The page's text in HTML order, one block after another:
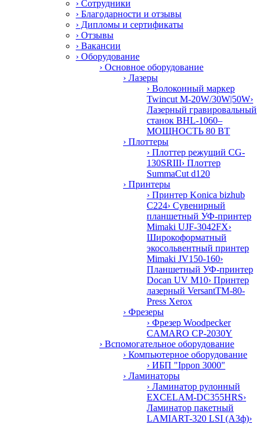
› Сотрудники
› Благодарности и отзывы
› Дипломы и сертификаты
› Отзывы
› Вакансии
› Оборудование
› Основное оборудование
› Лазеры
› Волоконный маркер
Twincut M-20W/30W|50W›
Лазерный гравировальный
станок BHL-1060–
МОЩНОСТЬ 80 ВТ
› Плоттеры
› Плоттер режущий CG-
130SRIII› Плоттер
SummaCut d120
› Принтеры
› Принтер Konica bizhub
C224› Сувенирный
планшетный УФ-принтер
Mimaki UJF-3042FX›
Широкоформатный
экосольвентный принтер
Mimaki JV150-160›
Планшетный УФ-принтер
Docan UV M10› Принтер
лазерный VersantTM-80-
Press Xerox
› Фрезеры
› Фрезер Woodpecker
CAMARO CP-2030Y
› Вспомогательное оборудование
› Компьютерное оборудование
› ИБП "Ippon 3000"
› Ламинаторы
› Ламинатор рулонный
EXCELAM-DC355HRS›
Ламинатор пакетный
LAMIART-320 LSI (А3ф)›